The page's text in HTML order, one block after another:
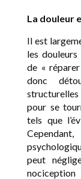
La douleur
Il est
les
de «
donc
pour se
tels que
peut